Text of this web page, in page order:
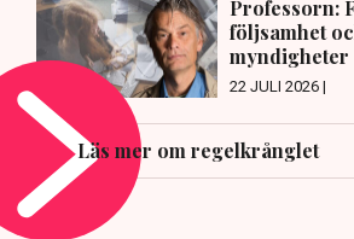
Professorn:
följsamhet
myndigheter
22 JULI 2026 |
Läs mer om regelkrånglet